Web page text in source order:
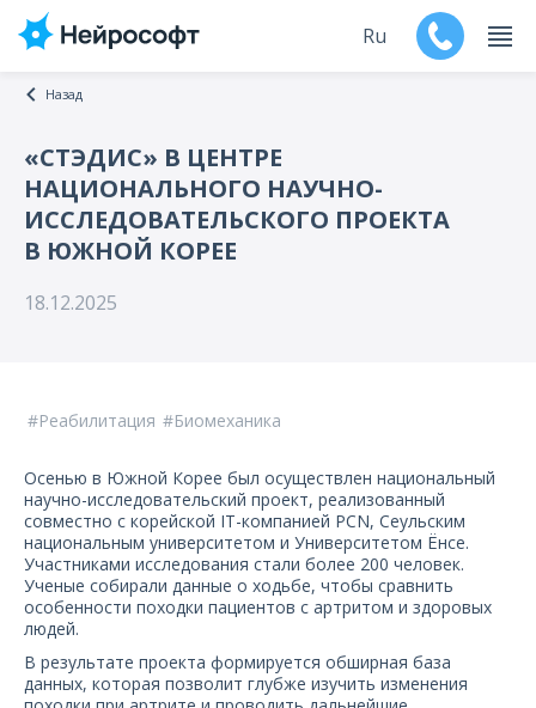
Продукты
Поддержка
Обучение
Дилеры
О компании
Карьера
Ru
Назад
«СТЭДИС» В ЦЕНТРЕ
НАЦИОНАЛЬНОГО НАУЧНО-
ИССЛЕДОВАТЕЛЬСКОГО ПРОЕКТА
В ЮЖНОЙ КОРЕЕ
18.12.2025
Реабилитация Биомеханика
Осенью в Южной Корее был осуществлен национальный
научно-исследовательский проект, реализованный
совместно с корейской IT-компанией PCN, Сеульским
национальным университетом и Университетом Ёнсе.
Участниками исследования стали более 200 человек.
Ученые собирали данные о ходьбе, чтобы сравнить
особенности походки пациентов с артритом и здоровых
людей.
В результате проекта формируется обширная база
данных, которая позволит глубже изучить изменения